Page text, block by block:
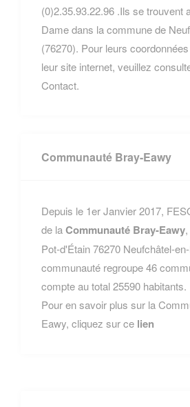
(0)2.35.93.22.96 .Ils se trouvent
Dame dans la commune de
(76270). Pour leurs
leur site internet, veuillez
Contact.
Communauté Bray-Eawy
Depuis le 1er Janvier 2017,
de laCommunauté Bray-Eawy
Pot-d'Étain 76270 Neufchâtel-
communauté regroupe 46
compte au total 25590 habitants.
Pour en savoir plus sur la
Eawy, cliquez sur ce lien